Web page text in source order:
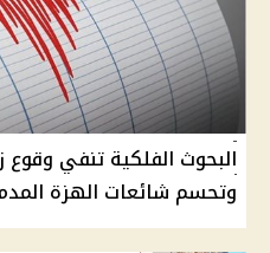
البحوث الفلكية تنفي
وتحسم شائعات الهزة